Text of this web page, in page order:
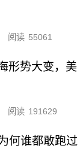
阅读 55061
形势大变，美
阅读 191629
何谁都敢跑过